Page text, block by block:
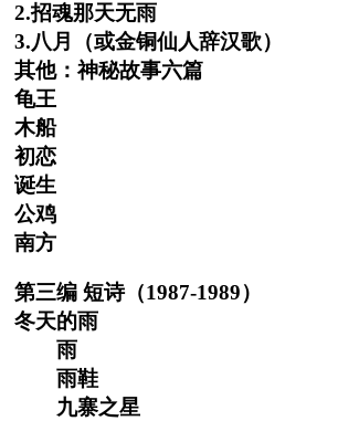
2.招魂那天无雨
3.八月（或金铜仙人辞汉歌）
其他：神秘故事六篇
龟王
木船
初恋
诞生
公鸡
南方
第三编 短诗（1987-1989）
冬天的雨
雨
雨鞋
九寨之星